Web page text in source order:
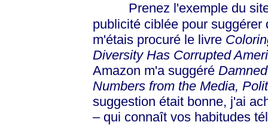
Prenez l'exemple du site
publicité ciblée pour
m'étais procuré le livre
Diversity Has Corrupted
Amazon m'a suggéré
Numbers from the Media,
suggestion était bonne, j'ai
– qui connaît vos habitudes